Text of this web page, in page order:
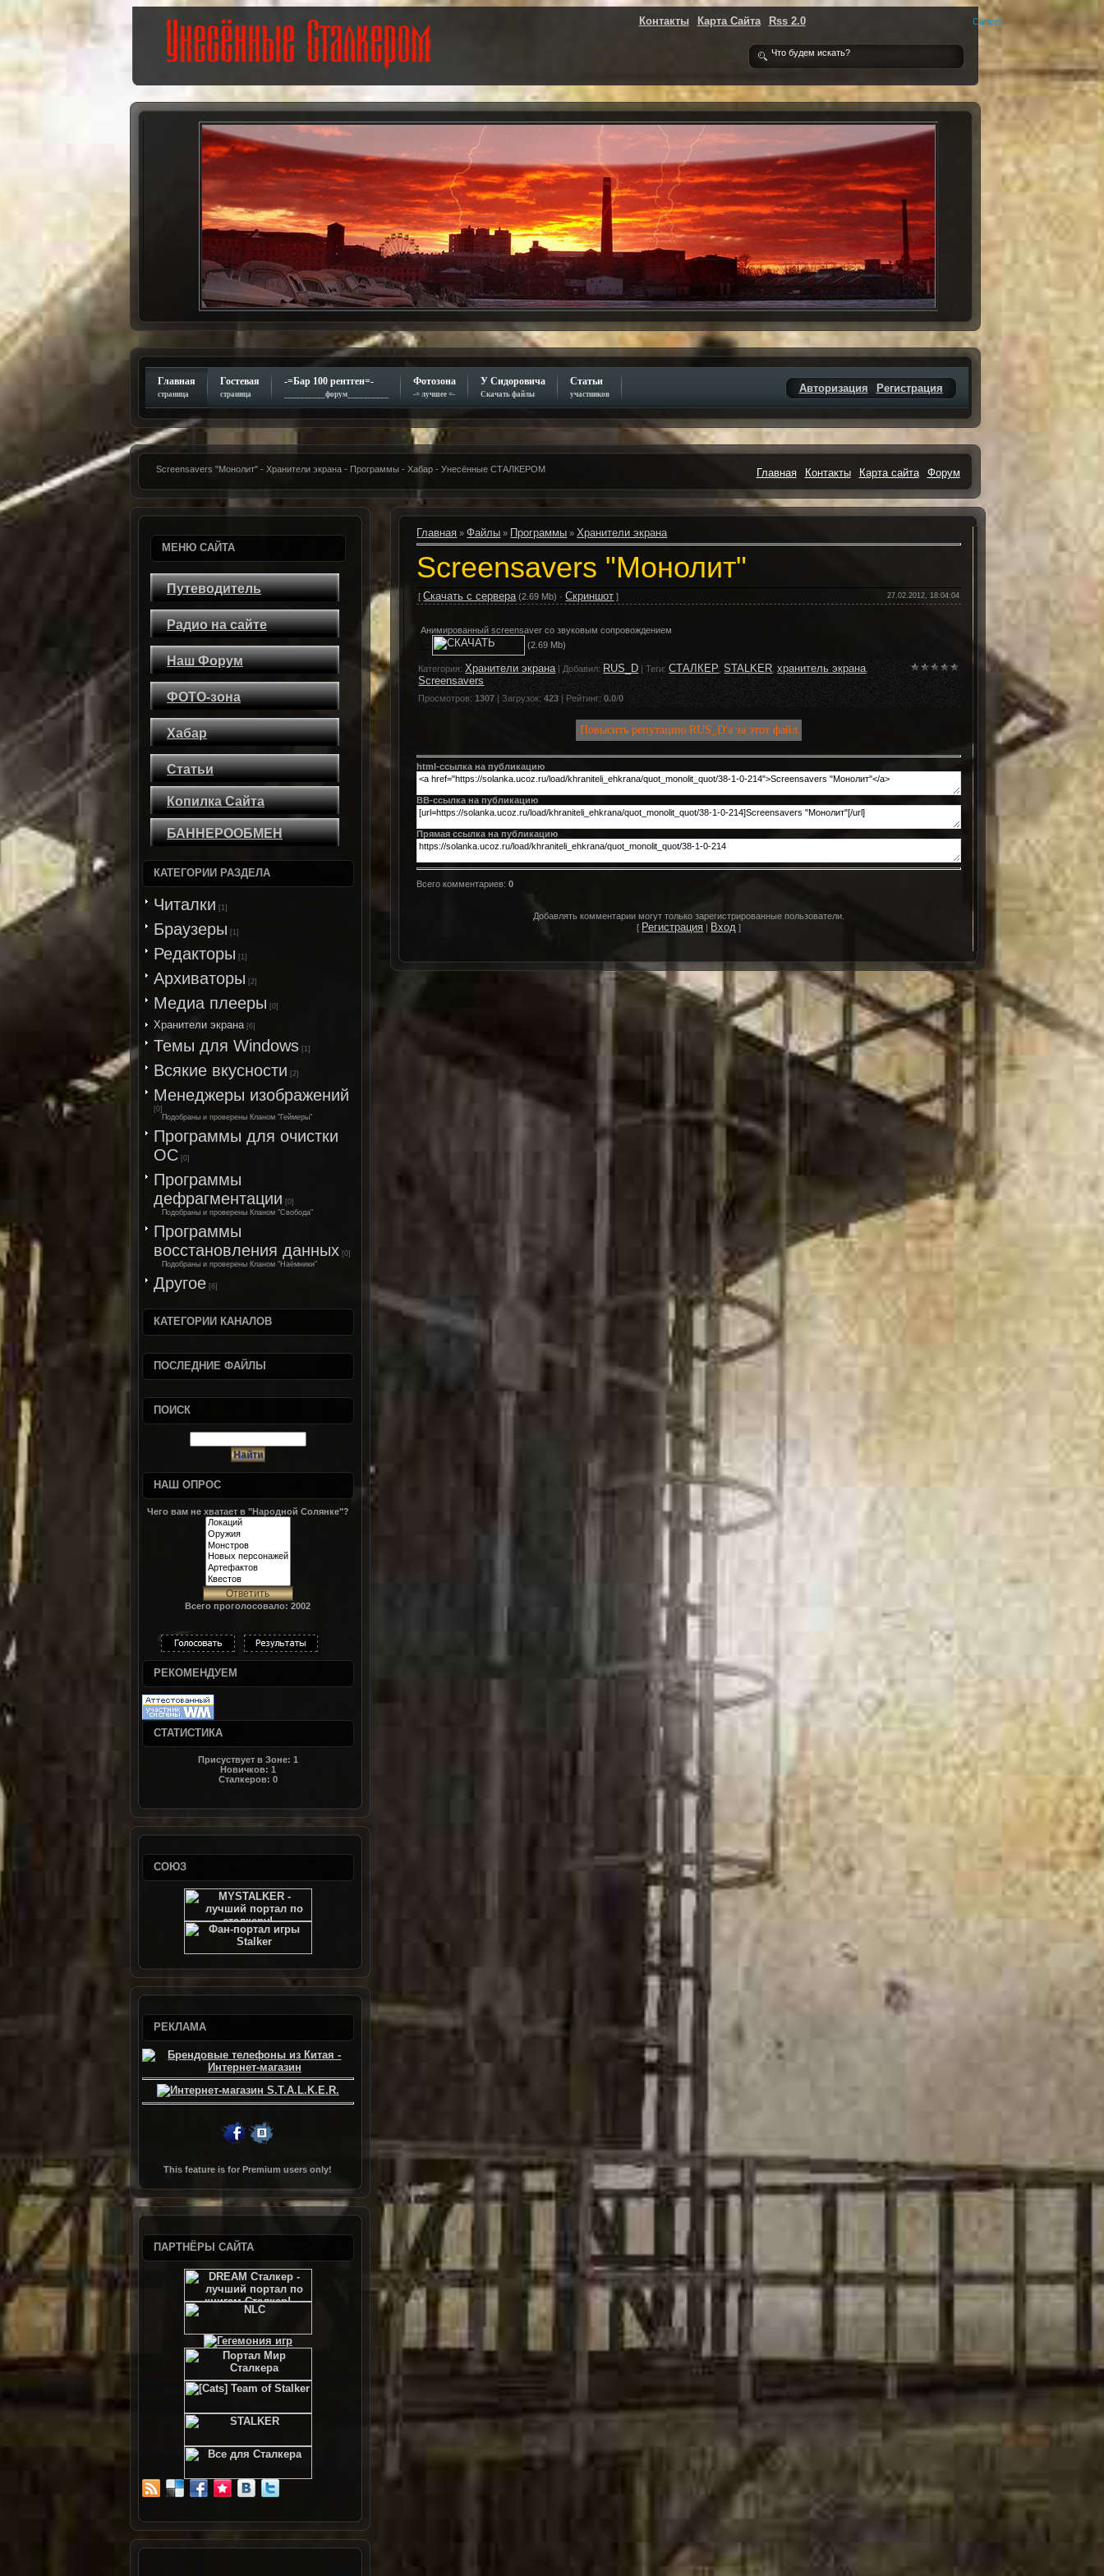
Контакты Карта Сайта Rss 2.0
Главная
страница
Гостевая
страница
-=Бар 100 рентген=-
__________форум__________
Фотозона
-= лучшее =-
У Сидоровича
Скачать файлы
Статьи
участников Регистрация
Авторизация
Screensavers "Монолит" - Хранители экрана - Программы - Хабар - Унесённые СТАЛКЕРОМ Главная Контакты Карта сайта Форум
Главная »Файлы » Программы » Хранители экрана
Screensavers "Монолит"
[Скачать с сервера (2.69 Mb) ·Скриншот ] 27.02.2012, 18:04:04
Анимированный screensaver со звуковым сопровождением
(2.69 Mb)
Категория:Хранители экрана|Добавил: RUS_D|Теги:СТАЛКЕР,STALKER,хранитель экрана,
Screensavers
Просмотров:1307|Загрузок:423| Рейтинг:0.0/0
html-cсылка на публикацию
BB-cсылка на публикацию
Прямая ссылка на публикацию
Всего комментариев:0
Добавлять комментарии могут только зарегистрированные пользователи.
[ Регистрация | Вход ]
МЕНЮ САЙТА
Путеводитель
Радио на сайте
Наш Форум
ФОТО-зона
Хабар
Статьи
Копилка Сайта
БАННЕРООБМЕН
КАТЕГОРИИ РАЗДЕЛА
Читалки [1]
Браузеры [1]
Редакторы [1]
Архиваторы [2]
Медиа плееры [0]
Хранители экрана [6]
Темы для Windows [1]
Всякие вкусности [2]
Менеджеры изображений
[0]
Подобраны и проверены Кланом "Геймеры"
Программы для очистки
ОС [0]
Программы
дефрагментации [0]
Подобраны и проверены Кланом "Свобода"
Программы
восстановления данных [0]
Подобраны и проверены Кланом "Наёмники"
Другое [6]
КАТЕГОРИИ КАНАЛОВ
ПОСЛЕДНИЕ ФАЙЛЫ
ПОИСК
НАШ ОПРОС
Чего вам не хватает в "Народной Солянке"?
Всего проголосовало: 2002
РЕКОМЕНДУЕМ
СТАТИСТИКА
Присуствует в Зоне: 1
Новичков: 1
Сталкеров: 0
СОЮЗ
РЕКЛАМА
This feature is for Premium users only!
ПАРТНЁРЫ САЙТА
Cancel